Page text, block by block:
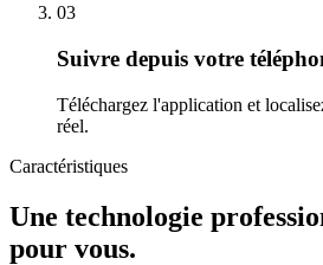
03
Suivre depuis votre
Téléchargez l'application et
réel.
Caractéristiques
Une technologie
pour vous.